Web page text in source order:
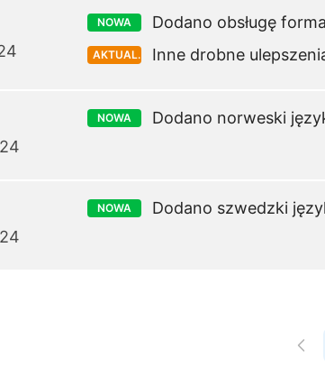
NOWA Dodano obsługę
AKTUAL. Inne drobne
NOWA Dodano norweski
NOWA Dodano szwedzki